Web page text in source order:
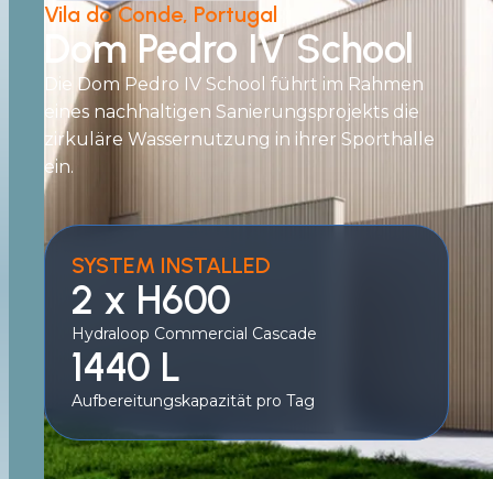
Vila do Conde, Portugal
Dom Pedro IV School
Die Dom Pedro IV School führt im Rahmen
eines nachhaltigen Sanierungsprojekts die
zirkuläre Wassernutzung in ihrer Sporthalle
ein.
SYSTEM INSTALLED
2 x H600
Hydraloop Commercial Cascade
1440 L
Aufbereitungskapazität pro Tag